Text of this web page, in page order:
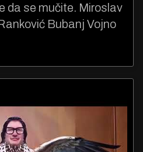
da se mučite. Miroslav
Bubanj Vojno